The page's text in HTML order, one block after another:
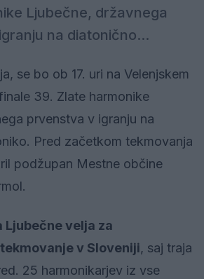
Ljubečne, državnega
na diatonično...
se bo ob 17. uri na Velenjskem
39. Zlate harmonike
prvenstva v igranju na
Pred začetkom tekmovanja
podžupan Mestne občine
Ljubečne velja za
v Sloveniji, saj traja
25 harmonikarjev iz vse